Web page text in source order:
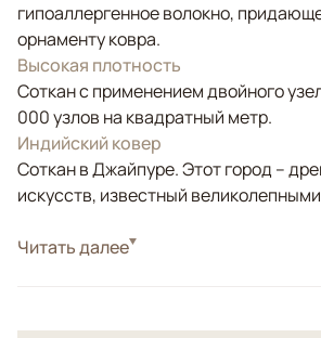
гипоаллергенное волокно,
орнаменту ковра.
Высокая плотность
Соткан с применением двойного
000 узлов на квадратный метр.
Индийский ковер
Соткан в Джайпуре. Этот город –
искусств, известный
СтильСовременные
УзорыАбстрактный
Читать далее